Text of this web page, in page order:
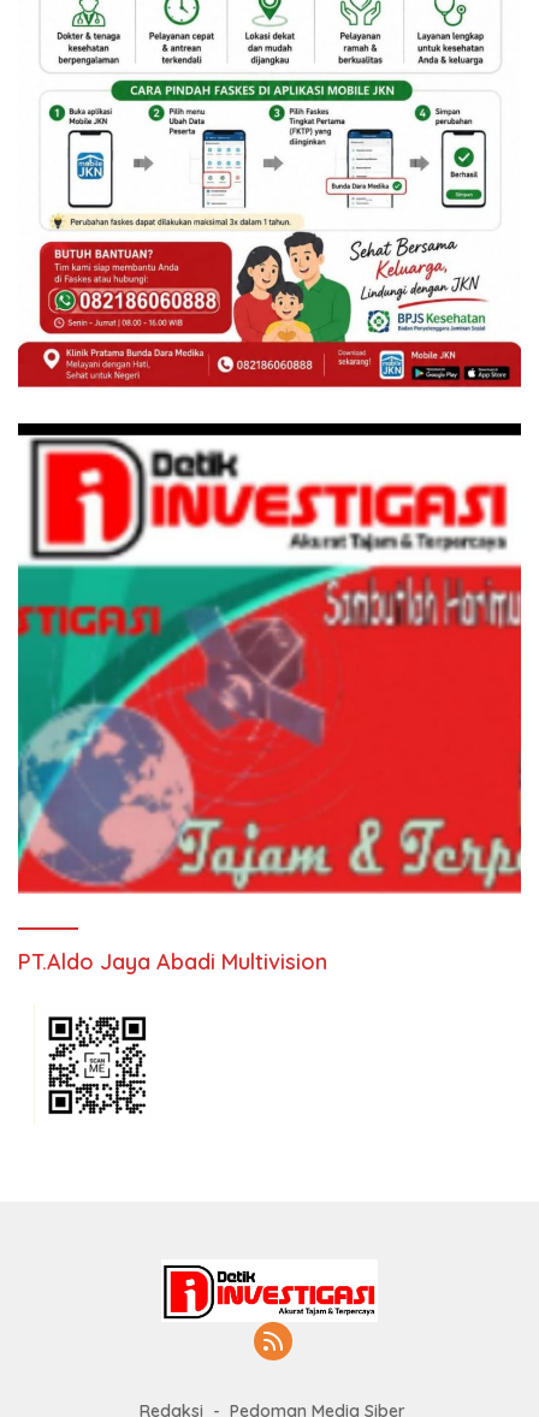
PT.Aldo Jaya Abadi Multivision
Redaksi Pedoman Media Siber